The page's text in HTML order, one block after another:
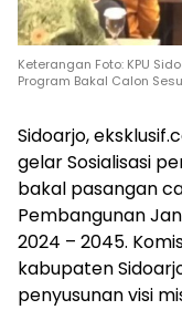
Keterangan Foto: KPU
Program Bakal Calon
Sidoarjo,
gelar Sosialisasi
bakal pasangan
Pembangunan
2024 – 2045.
kabupaten
penyusunan visi